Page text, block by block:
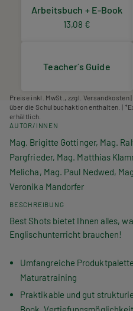
Arbeitsbuch + E-Book
13,08 €
Teacher´s Guide
Preise inkl. MwSt., zzgl.
über die Schulbuchaktion enthalten. |
erhältlich.
AUTOR/INNEN
Mag. Brigitte Gottinger, Mag.
Pargfrieder, Mag. Matthias
Melicha, Mag. Paul Nedwed,
Veronika Mandorfer
BESCHREIBUNG
Best Shots bietet Ihnen alles,
Englischunterricht brauchen!
Umfangreiche
Maturatraining
Praktikable und gut